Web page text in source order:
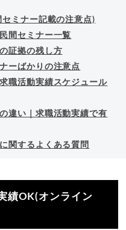
ミナー記載の注意点)
間セミナー一覧
証拠の残し方
ーばかりの注意点
職活動実績スケジュール
違い｜求職活動実績で有
関するよくある質問
績OK(オンライン